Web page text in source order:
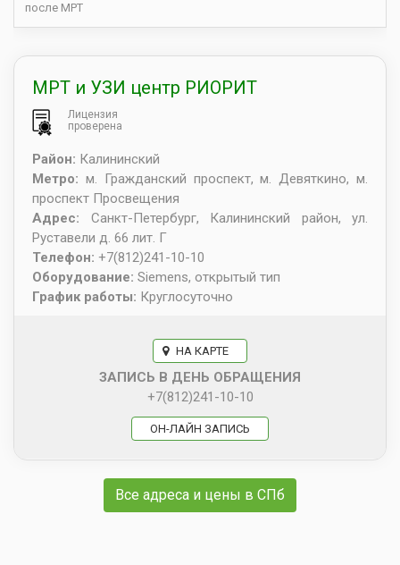
после МРТ
МРТ и УЗИ центр РИОРИТ
Лицензия
проверена
Район: Калининский
Метро: м. Гражданский проспект, м. Девяткино, м.
проспект Просвещения
Адрес: Санкт-Петербург, Калининский район, ул.
Руставели д. 66 лит. Г
Телефон: +7(812)241-10-10
Оборудование: Siemens, открытый тип
График работы: Круглосуточно
НА КАРТЕ
ЗАПИСЬ В ДЕНЬ ОБРАЩЕНИЯ
+7(812)241-10-10
ОН-ЛАЙН ЗАПИСЬ
Все адреса и цены в СПб